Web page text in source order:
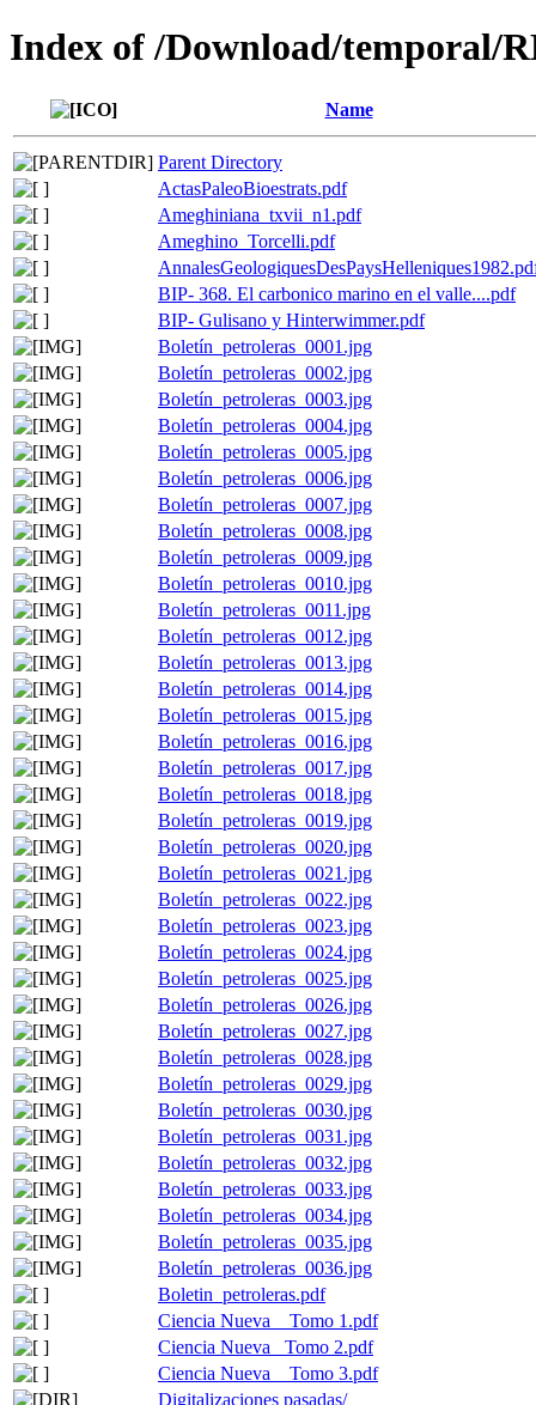
Index of /Download/temporal/
Name
Parent Directory
ActasPaleoBioestrats.pdf
Ameghiniana_txvii_n1.pdf
Ameghino_Torcelli.pdf
BIP- 368. El carbonico marino en el valle....pdf
BIP- Gulisano y Hinterwimmer.pdf
Boletín_petroleras_0001.jpg
Boletín_petroleras_0002.jpg
Boletín_petroleras_0003.jpg
Boletín_petroleras_0004.jpg
Boletín_petroleras_0005.jpg
Boletín_petroleras_0006.jpg
Boletín_petroleras_0007.jpg
Boletín_petroleras_0008.jpg
Boletín_petroleras_0009.jpg
Boletín_petroleras_0010.jpg
Boletín_petroleras_0011.jpg
Boletín_petroleras_0012.jpg
Boletín_petroleras_0013.jpg
Boletín_petroleras_0014.jpg
Boletín_petroleras_0015.jpg
Boletín_petroleras_0016.jpg
Boletín_petroleras_0017.jpg
Boletín_petroleras_0018.jpg
Boletín_petroleras_0019.jpg
Boletín_petroleras_0020.jpg
Boletín_petroleras_0021.jpg
Boletín_petroleras_0022.jpg
Boletín_petroleras_0023.jpg
Boletín_petroleras_0024.jpg
Boletín_petroleras_0025.jpg
Boletín_petroleras_0026.jpg
Boletín_petroleras_0027.jpg
Boletín_petroleras_0028.jpg
Boletín_petroleras_0029.jpg
Boletín_petroleras_0030.jpg
Boletín_petroleras_0031.jpg
Boletín_petroleras_0032.jpg
Boletín_petroleras_0033.jpg
Boletín_petroleras_0034.jpg
Boletín_petroleras_0035.jpg
Boletín_petroleras_0036.jpg
Boletin_petroleras.pdf
Ciencia Nueva _ Tomo 1.pdf
Ciencia Nueva_ Tomo 2.pdf
Ciencia Nueva _ Tomo 3.pdf
Digitalizaciones pasadas/